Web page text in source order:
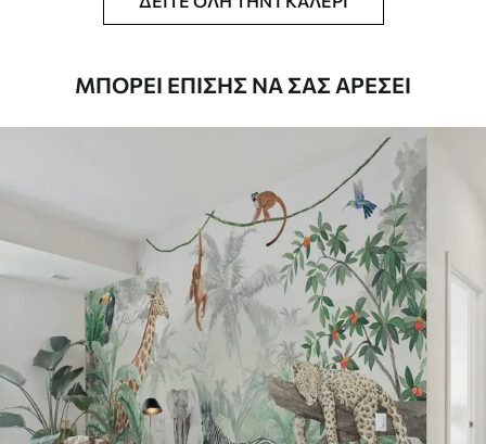
ταπετσαρίας.
Καθαρισμός
Η ταπετσαρία μπορεί να καθαριστεί
απαλά με ένα μαλακό σφουγγάρι. Οι
ταπετσαρίες με βερνίκι μπορούν να
Απρόσκοπτη εφαρμογή
Διαθέσιμα υλικά
Στάνταρ
44 .9826.99€/m²
ΜΠΟΡΕΊ ΕΠΊΣΗΣ ΝΑ ΣΑΣ ΑΡΈΣΕΙ